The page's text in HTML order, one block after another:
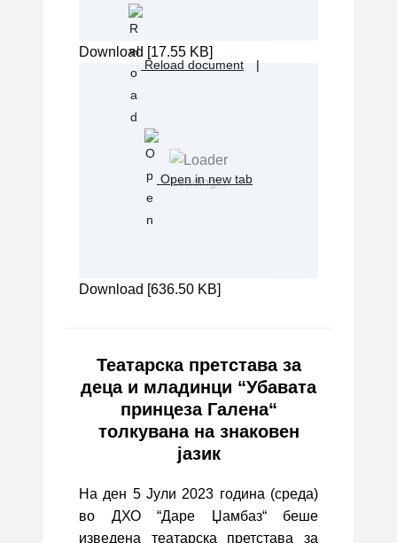
Download [17.55 KB]
Loading...
Reload document |
Open in new tab
Download [636.50 KB]
Театарска претстава за
деца и младинци “Убавата
принцеза Галена“
толкувана на знаковен
јазик
На ден 5 Јули 2023 година (среда)
во ДХО “Даре Џамбаз“ беше
изведена театарска претстава за